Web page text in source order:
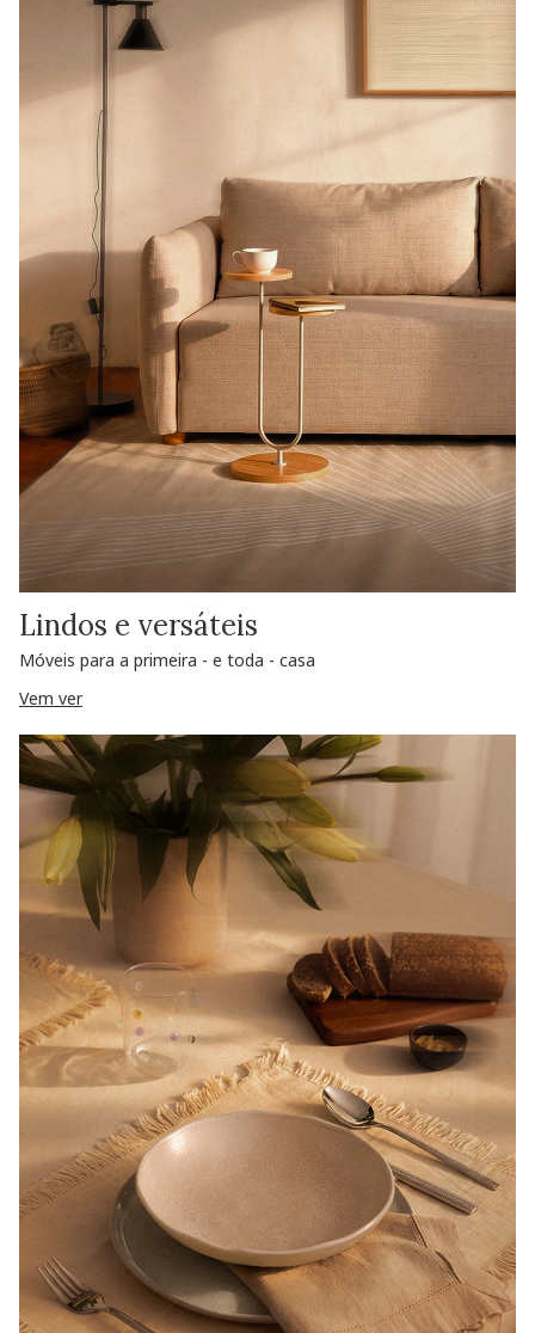
Lindos e versáteis
Móveis para a primeira - e toda - casa
Vem ver